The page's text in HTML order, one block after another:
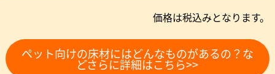
価格は税込みとなります。
ペット向けの床材にはどんなものがあるの？な
どさらに詳細はこちら>>